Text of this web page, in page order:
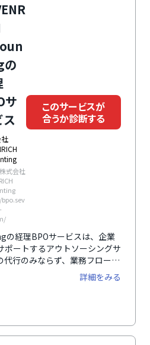
サ
ス
式会社
このサービスが
合うか診断する
の経理BPOサービスは、企業
ポートするアウトソーシングサ
代行のみならず、業務フローの
ランスフォーメーション
業が重要なコア業務に集中で
た、業務フローを再設計し、
詳細をみる